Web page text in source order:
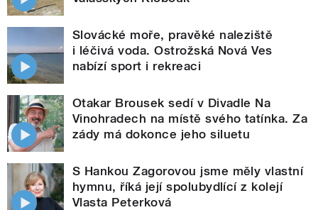
Slovácké moře, pravěké naleziště
i léčivá voda. Ostrožská Nová Ves
nabízí sport i rekreaci
Otakar Brousek sedí v Divadle Na
Vinohradech na místě svého tatínka. Za
zády má dokonce jeho siluetu
S Hankou Zagorovou jsme měly vlastní
hymnu, říká její spolubydlící z kolejí
Vlasta Peterková